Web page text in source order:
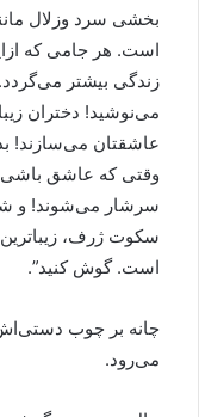
بخشی سرد وزلال
است. هر جامی که
زندگی بیشتر
می‌نوشید! دختران
عاشقتان می‌سازند!
وقتی که عاشق باشی
سرشار می‌شوند! و
سکوت ژرف،
است. گوش کنید”.
چانه بر چوب
می‌رود.